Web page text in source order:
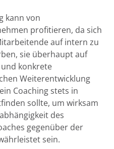
kann von
profitieren, da sich
auf intern zu
sie überhaupt auf
konkrete
Weiterentwicklung
Coaching stets in
sollte, um wirksam
des
gegenüber der
sein.